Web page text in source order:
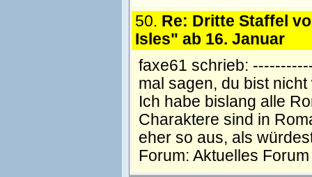
50. Re: Dritte Staffel
Isles" ab 16. Januar
faxe61 schrieb:
mal sagen, du bist
Ich habe bislang alle
Charaktere sind in
eher so aus, als
Forum: Aktuelles Forum